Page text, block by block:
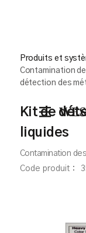
Produits et
Contamination
détection des
Kit de
liquides
Contamination
Code produit :